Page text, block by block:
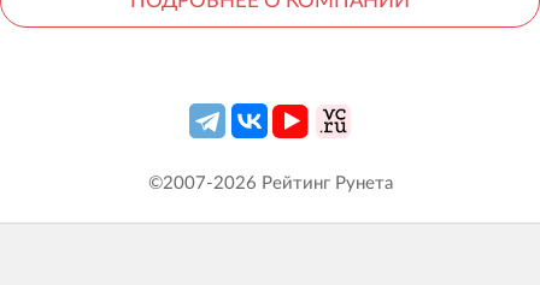
©2007-2026 Рейтинг Рунета